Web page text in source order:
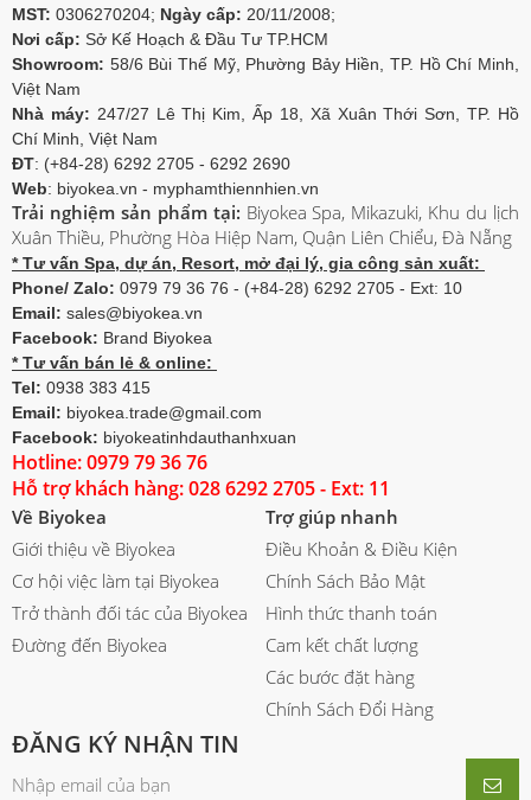
MST: 0306270204; Ngày cấp: 20/11/2008;
Nơi cấp: Sở Kế Hoạch & Đầu Tư TP.HCM
Showroom: 58/6 Bùi Thế Mỹ, Phường Bảy Hiền, TP. Hồ Chí Minh,
Việt Nam
Nhà máy: 247/27 Lê Thị Kim, Ấp 18, Xã Xuân Thới Sơn, TP. Hồ
Chí Minh, Việt Nam
ĐT: (+84-28) 6292 2705 - 6292 2690
Web: biyokea.vn - myphamthiennhien.vn
Trải nghiệm sản phẩm tại: Biyokea Spa, Mikazuki, Khu du lịch
Xuân Thiều, Phường Hòa Hiệp Nam, Quận Liên Chiểu, Đà Nẵng
* Tư vấn Spa, dự án, Resort, mở đại lý, gia công sản xuất:
Phone/ Zalo: 0979 79 36 76 - (+84-28) 6292 2705 - Ext: 10
Email: sales@biyokea.vn
Facebook: Brand Biyokea
* Tư vấn bán lẻ & online:
Tel: 0938 383 415
Email: biyokea.trade@gmail.com
Facebook: biyokeatinhdauthanhxuan
Hotline: 0979 79 36 76
Hỗ trợ khách hàng: 028 6292 2705 - Ext: 11
Về Biyokea
Giới thiệu về Biyokea
Cơ hội việc làm tại Biyokea
Trở thành đối tác của Biyokea
Đường đến Biyokea
Trợ giúp nhanh
Điều Khoản & Điều Kiện
Chính Sách Bảo Mật
Hình thức thanh toán
Cam kết chất lượng
Các bước đặt hàng
Chính Sách Đổi Hàng
ĐĂNG KÝ NHẬN TIN